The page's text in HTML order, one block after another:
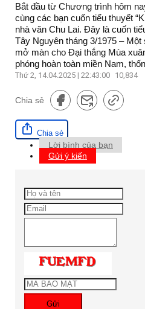
Bắt đầu từ Chương trình hôm
cùng các bạn cuốn tiểu thuyết
nhà văn Chu Lai. Đây là cuốn
Tây Nguyên tháng 3/1975 –
mở màn cho Đại thắng Mùa
phóng hoàn toàn miền Nam,
Thứ 2, 14.04.2025 | 22:43:00 10,834
Chia sẻ
Chia sẻ
Lời bình của bạn
Gửi ý kiến
Gửi